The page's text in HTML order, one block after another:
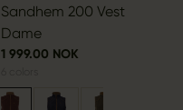
Sandhem 200 Vest
Dame
1 999.00 NOK